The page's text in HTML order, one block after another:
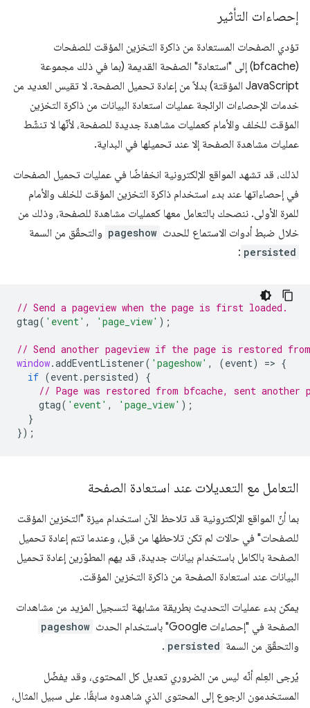
إحصاءات التأثير
تؤدي الصفحات المستعادة من ذاكرة التخزين المؤقت للصفحات
(bfcache) إلى "استعادة" الصفحة القديمة (بما في ذلك مجموعة
JavaScript المؤقتة) بدلاً من إعادة تحميل الصفحة. لا تقيس العديد من
خدمات الإحصاءات الرائجة عمليات استعادة البيانات من ذاكرة التخزين
المؤقت للخلف والأمام كعمليات مشاهدة جديدة للصفحة، لأنّها لا تنشّط
عمليات مشاهدة الصفحة إلا عند تحميلها في البداية.
لذلك، قد تشهد المواقع الإلكترونية انخفاضًا في عمليات تحميل الصفحات
في إحصاءاتها عند بدء استخدام ذاكرة التخزين المؤقت للخلف والأمام
للمرة الأولى. ننصحك بالتعامل معها كعمليات مشاهدة للصفحة، وذلك من
خلال ضبط أدوات الاستماع للحدث pageshow والتحقّق من السمة
persisted
:
// Send a pageview when the page is first loaded.
gtag( 'event' , 'page_view' );
// Send another pageview if the page is restored
window.addEventListener( 'pageshow' , (event) => {
if (event.persisted)
{
// Page was restored from bfcache, sent another
gtag( 'event' , 'page_view' );
}
});
التعامل مع التعديلات عند استعادة الصفحة
بما أنّ المواقع الإلكترونية قد تلاحظ الآن استخدام ميزة "التخزين المؤقت
للصفحات" في حالات لم تكن تلاحظها من قبل، وعندما تتم إعادة تحميل
الصفحة بالكامل باستخدام بيانات جديدة، قد يهم المطوّرين إعادة تحميل
البيانات عند استعادة الصفحة من ذاكرة التخزين المؤقت.
يمكن بدء عمليات التحديث بطريقة مشابهة لتسجيل المزيد من مشاهدات
الصفحة في "إحصاءات Google" باستخدام الحدث
pageshow
والتحقّق من السمة persisted
.
يُرجى العِلم أنّه ليس من الضروري تعديل كل المحتوى، وقد يفضّل
المستخدمون الرجوع إلى المحتوى الذي شاهدوه سابقًا. على سبيل المثال،